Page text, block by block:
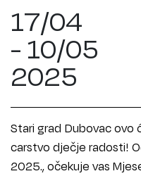
17/04
- 10/05
2025
Stari grad Dubovac ovo
carstvo dječje radosti!
2025., očekuje vas